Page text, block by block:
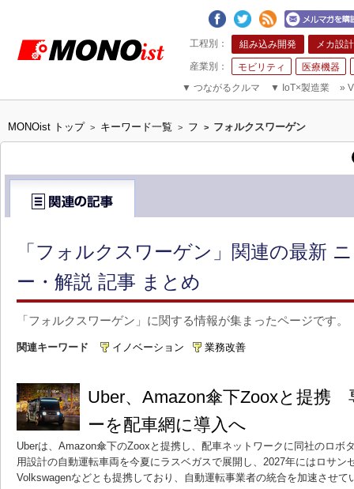
組み込み開発 メカ設計
モビリティ
医療機器
▼ つながるクルマ ▼ IoT×製造業 »
MONOist トップ > キーワード一覧 > フ > フォルクスワーゲン
「フォルクスワーゲン」関連の最新
ー・解説 記事 まとめ
「フォルクスワーゲン」に関する情報が集まったページです。
関連キーワード イノベーション 業務改善
Uber、Amazon傘下Zooxと提携
ーを配車網に導入へ
Uberは、Amazon傘下のZooxと提携し、配車ネットワークに同社のロボ
用設計の自動運転車両を今夏にラスベガスで展開し、2027年にはロサン
Volkswagenなどとも提携しており、自動運転事業者の統合を加速させて